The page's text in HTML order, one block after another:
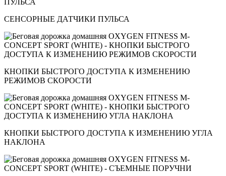
СЕНСОРНЫЕ ДАТЧИКИ ПУЛЬСА
КНОПКИ БЫСТРОГО ДОСТУПА К ИЗМЕНЕНИЮ
РЕЖИМОВ СКОРОСТИ
КНОПКИ БЫСТРОГО ДОСТУПА К ИЗМЕНЕНИЮ УГЛА
НАКЛОНА